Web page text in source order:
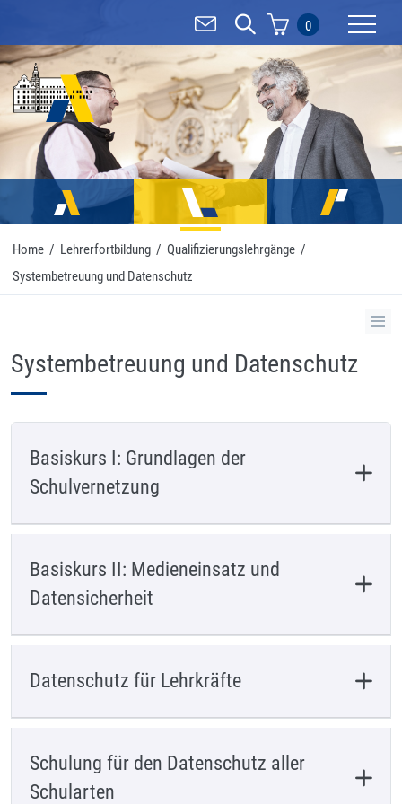
0
Home / Lehrerfortbildung / Qualifizierungslehrgänge /
Systembetreuung und Datenschutz
Systembetreuung und Datenschutz
Basiskurs I: Grundlagen der
Schulvernetzung
Basiskurs II: Medieneinsatz und
Datensicherheit
Datenschutz für Lehrkräfte
Schulung für den Datenschutz aller
Schularten